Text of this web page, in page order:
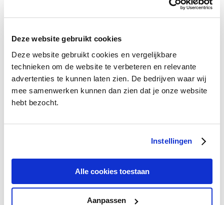
Deze website gebruikt cookies
Deze website gebruikt cookies en vergelijkbare
technieken om de website te verbeteren en relevante
advertenties te kunnen laten zien. De bedrijven waar wij
mee samenwerken kunnen dan zien dat je onze website
hebt bezocht.
Instellingen
Alle cookies toestaan
Aanpassen
Tags:Android 3.0 Honeycomb,Apple iPad
Categorieën
Algemeen
Allgemein
Blogroll
Columns @de
Divers @en